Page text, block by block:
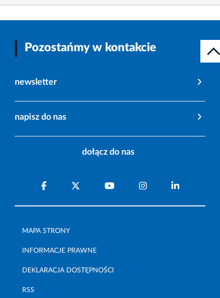
Pozostańmy w kontakcie
newsletter
napisz do nas
dołącz do nas
MAPA STRONY
INFORMACJE PRAWNE
DEKLARACJA DOSTĘPNOŚCI
RSS